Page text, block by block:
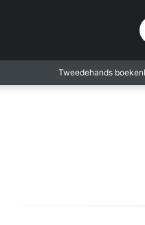
Tweedehands boeken